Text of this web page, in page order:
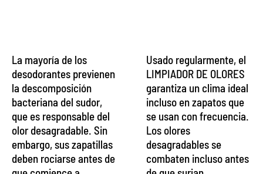
La mayoría de los
desodorantes previenen
la descomposición
bacteriana del sudor,
que es responsable del
olor desagradable. Sin
embargo, sus zapatillas
deben rociarse antes de
Usado regularmente, el
LIMPIADOR DE OLORES
garantiza un clima ideal
incluso en zapatos que
se usan con frecuencia.
Los olores
desagradables se
combaten incluso antes